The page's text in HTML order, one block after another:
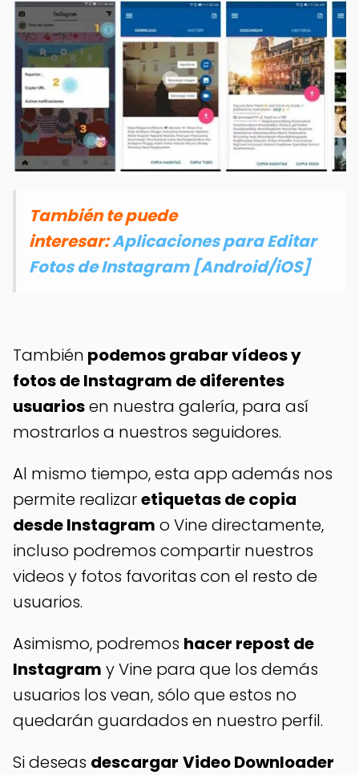
También te puede
interesar:Aplicaciones para Editar
Fotos de Instagram [Android/iOS]
También podemos grabar vídeos y
fotos de Instagram de diferentes
usuariosen nuestra galería, para así
mostrarlos a nuestros seguidores.
Al mismo tiempo, esta app además nos
permite realizaretiquetas de copia
desde Instagram o Vine directamente,
incluso podremos compartir nuestros
videos y fotos favoritas con el resto de
usuarios.
Asimismo, podremos hacer repost de
Instagram y Vine para que los demás
usuarios los vean, sólo que estos no
quedarán guardados en nuestro perfil.
Si deseas descargar Video Downloader